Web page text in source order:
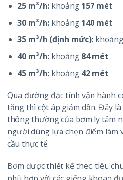
25 m³/h:khoảng 157 mét
30 m³/h:khoảng 140 mét
35 m³/h (định mức):khoảng
40 m³/h:khoảng 84 mét
45 m³/h:khoảng 42 mét
Qua đường đặc tính vận hành
tăng thì cột áp giảm dần. Đây
thông thường của bơm ly tâm
người dùng lựa chọn điểm làm
cầu thực tế.
Bơm được thiết kế theo tiêu